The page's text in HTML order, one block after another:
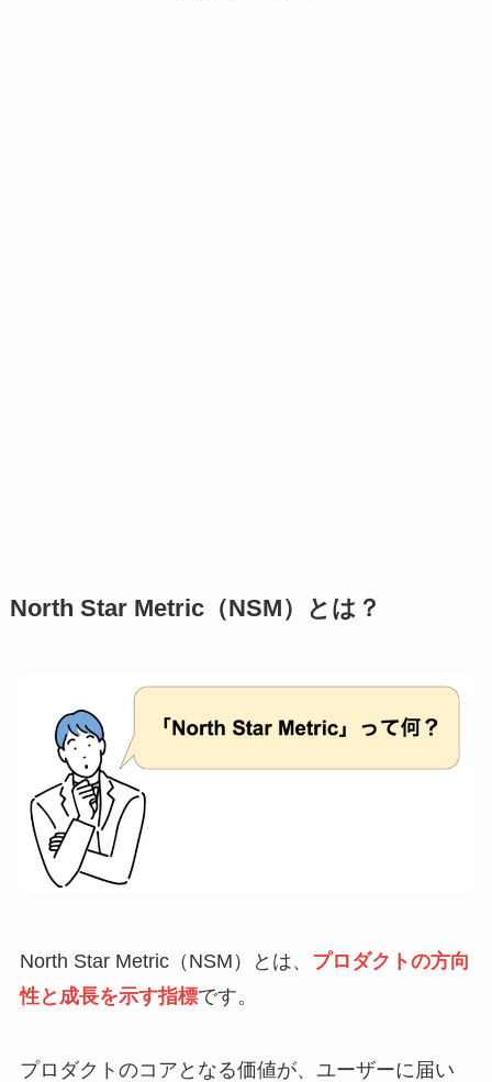
North Star Metric（NSM）とは？
North Star Metric（NSM）とは、 プロダクトの方向
性と成長を示す指標です。
プロダクトのコアとなる価値が、ユーザーに届い